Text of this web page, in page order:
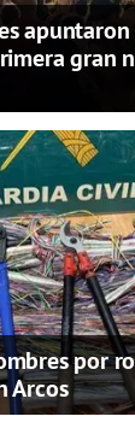
gran
por
Arcos